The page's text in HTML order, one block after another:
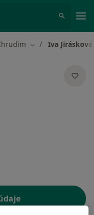
Změna města
Iva Jirásková